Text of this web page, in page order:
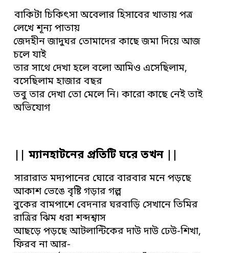
বাকিটা চিকিৎসা অবেলার হিসাবের খাতায় পত্র
লেখে শূন্য পাতায়
জেদহীন জাদুঘর তোমাদের কাছে জমা দিয়ে আজ
চলে যাই
তার সাথে দেখা হলে বলো আমিও এসেছিলাম,
বসেছিলাম হাজার বছর
তবু তার দেখা তো মেলে নি। কারো কাছে নেই তাই
অভিযোগ
|| ম্যানহাটনের প্রতিটি ঘরে তখন ||
সারারাত মদ্যপানের ঘোরে বারবার মনে পড়ছে
আকাশ ভেঙে বৃষ্টি গড়ার গল্প
বুকের বামপাশে বেদনার ঘরবাড়ি সেখানে তিমির
রাত্রির ঝিম ধরা শব্দশ্বাস
আছড়ে পড়ছে আটলান্টিকের দাউ দাউ ঢেউ-শিখা,
ফিরব না আর-